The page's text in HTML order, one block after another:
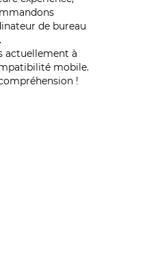
de bureau
actuellement à
mobile.
!